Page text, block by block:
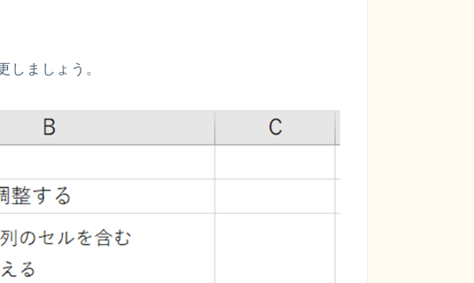
しましょう。